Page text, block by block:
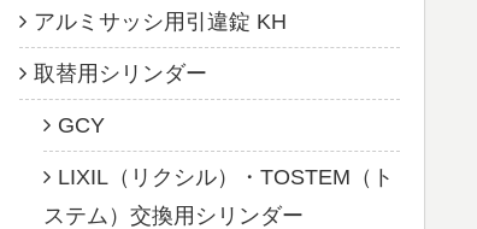
アルミサッシ用引違錠 KH
取替用シリンダー
GCY
LIXIL（リクシル）・TOSTEM（ト
ステム）交換用シリンダー